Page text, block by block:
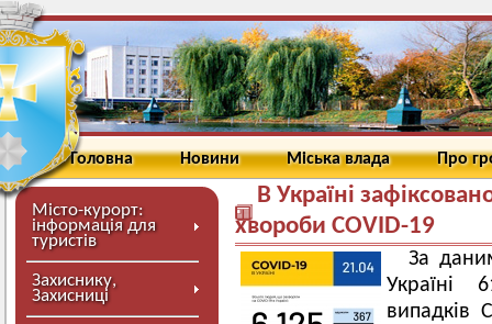
Головна Новини Міська влада Про
Місто-курорт:
інформація для
туристів
Захиснику,
Захисниці
В Україні
хвороби COVID-19
За
Україні
випадків